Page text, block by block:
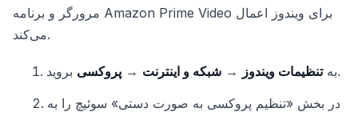
مرورگر و برنامه Amazon Prime Video برای ویندوز اعمال
می‌کند.
بهتنظیمات ویندوز → شبکه و اینترنت → پروکسی
بروید.
در بخش «تنظیم پروکسی به صورت دستی» سوئیچ را به